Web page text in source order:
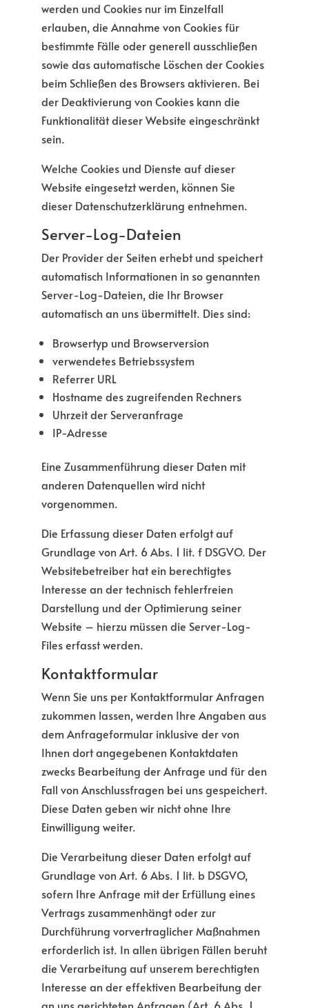
werden und Cookies nur im Einzelfall
erlauben, die Annahme von Cookies für
bestimmte Fälle oder generell ausschließen
sowie das automatische Löschen der Cookies
beim Schließen des Browsers aktivieren. Bei
der Deaktivierung von Cookies kann die
Funktionalität dieser Website eingeschränkt
sein.
Welche Cookies und Dienste auf dieser
Website eingesetzt werden, können Sie
dieser Datenschutzerklärung entnehmen.
Server-Log-Dateien
Der Provider der Seiten erhebt und speichert
automatisch Informationen in so genannten
Server-Log-Dateien, die Ihr Browser
automatisch an uns übermittelt. Dies sind:
Browsertyp und Browserversion
verwendetes Betriebssystem
Referrer URL
Hostname des zugreifenden Rechners
Uhrzeit der Serveranfrage
IP-Adresse
Eine Zusammenführung dieser Daten mit
anderen Datenquellen wird nicht
vorgenommen.
Die Erfassung dieser Daten erfolgt auf
Grundlage von Art. 6 Abs. 1 lit. f DSGVO. Der
Websitebetreiber hat ein berechtigtes
Interesse an der technisch fehlerfreien
Darstellung und der Optimierung seiner
Website – hierzu müssen die Server-Log-
Files erfasst werden.
Kontaktformular
Wenn Sie uns per Kontaktformular Anfragen
zukommen lassen, werden Ihre Angaben aus
dem Anfrageformular inklusive der von
Ihnen dort angegebenen Kontaktdaten
zwecks Bearbeitung der Anfrage und für den
Fall von Anschlussfragen bei uns gespeichert.
Diese Daten geben wir nicht ohne Ihre
Einwilligung weiter.
Die Verarbeitung dieser Daten erfolgt auf
Grundlage von Art. 6 Abs. 1 lit. b DSGVO,
sofern Ihre Anfrage mit der Erfüllung eines
Vertrags zusammenhängt oder zur
Durchführung vorvertraglicher Maßnahmen
erforderlich ist. In allen übrigen Fällen beruht
die Verarbeitung auf unserem berechtigten
Interesse an der effektiven Bearbeitung der